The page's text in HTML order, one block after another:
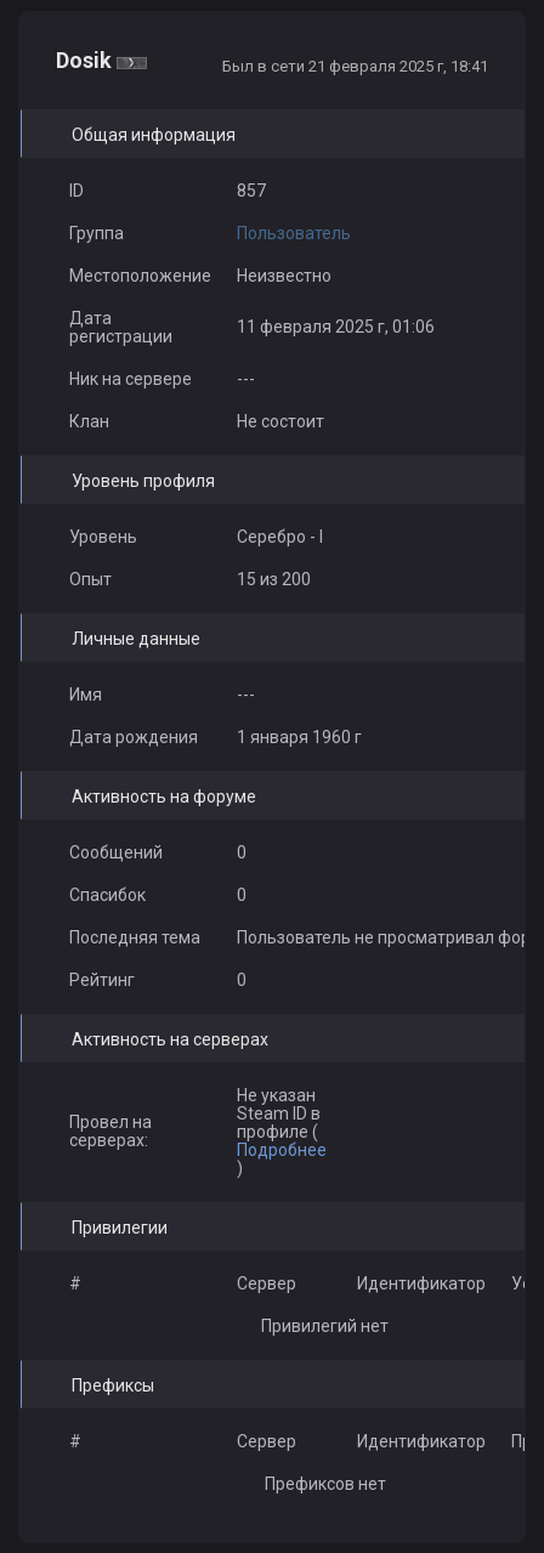
Dosik Был в сети 21 февраля 2025 г, 18:41
Общая информация
ID 857
Группа Пользователь
Местоположение Неизвестно
Дата
регистрации
11 февраля 2025 г, 01:06
Ник на сервере ---
Клан Не состоит
Уровень профиля
Уровень Серебро - I
Опыт 15 из 200
Личные данные
Имя ---
Дата рождения 1 января 1960 г
Активность на форуме
Сообщений 0
Спасибок 0
Последняя тема Пользователь не просматривал
Рейтинг 0
Активность на серверах
Провел на
серверах:
Не указан
Steam ID в
профиле (
Подробнее
)
Привилегии
# Сервер Идентификатор
Привилегий нет
Префиксы
# Сервер Идентификатор
Префиксов нет